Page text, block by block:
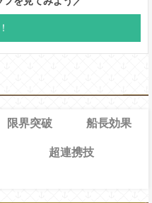
限界突破 船長効果
超連携技